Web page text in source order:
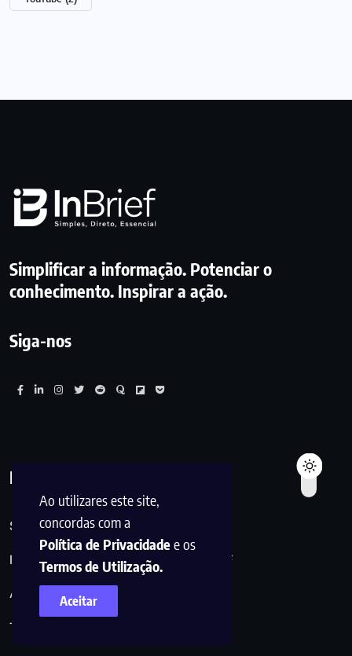
Ao utilizares este site,
concordas com a
Política de Privacidadee os
Termos de Utilização.
Aceitar
Simplificar a informação. Potenciar o
conhecimento. Inspirar a ação.
Siga-nos
Links Úteis
SOBRE NÓS
POLÍTICA DE PRIVACIDADE DO INBRIEF
AVISO LEGAL DO INBRIEF
TERMOS E CONDIÇÕES DO INBRIEF